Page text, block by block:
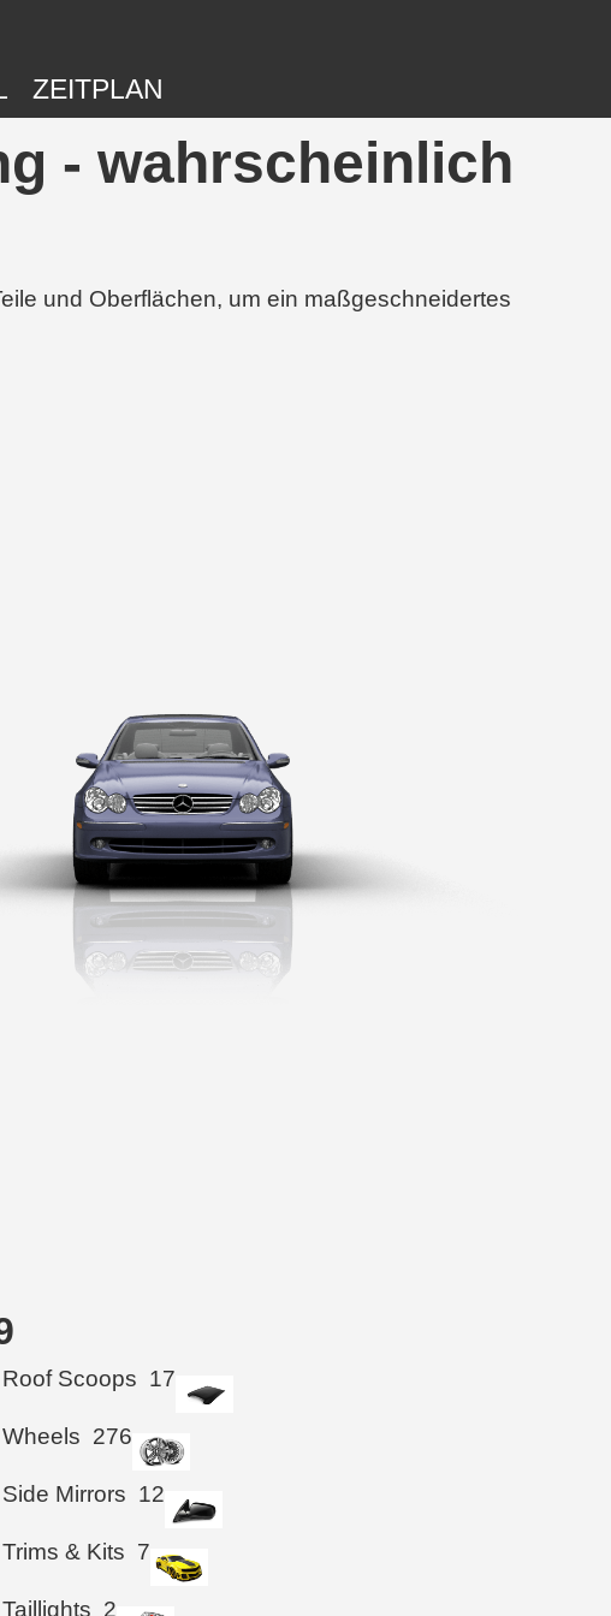
ZEITPLAN
- wahrscheinlich
und Oberflächen, um ein maßgeschneidertes
Roof Scoops 17
Wheels 276
Side Mirrors 12
Trims & Kits 7
Taillights 2